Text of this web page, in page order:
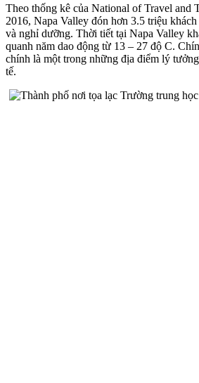
Theo thống kê của National of Travel and
2016, Napa Valley đón hơn 3.5 triệu
và nghỉ dưỡng. Thời tiết tại Napa Valley
quanh năm dao động từ 13 – 27 độ C.
chính là một trong những địa điểm lý
tế.